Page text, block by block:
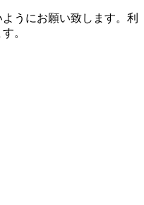
うにお願い致します。利
。